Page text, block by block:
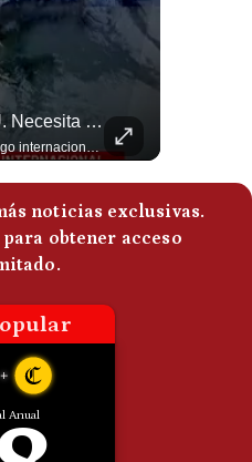
¿Por Qué EE.UU. Necesita Desesperadamente Al Golfo? | Gestión Mundo